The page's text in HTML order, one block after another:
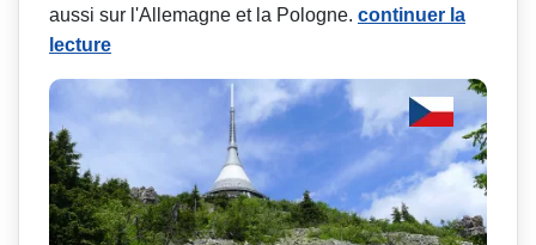
aussi sur l'Allemagne et la Pologne. continuer la
lecture